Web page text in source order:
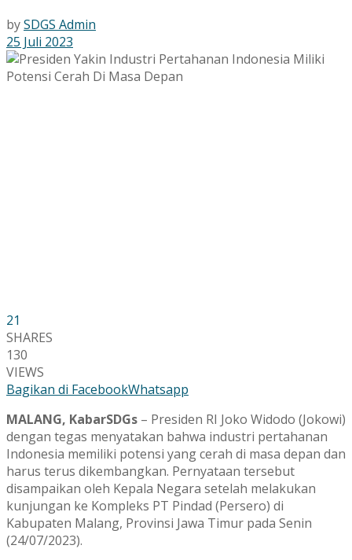
bySDGS Admin
25 Juli 2023
21
SHARES
130
VIEWS
Bagikan di FacebookWhatsapp
MALANG, KabarSDGs – Presiden RI Joko Widodo (Jokowi)
dengan tegas menyatakan bahwa industri pertahanan
Indonesia memiliki potensi yang cerah di masa depan dan
harus terus dikembangkan. Pernyataan tersebut
disampaikan oleh Kepala Negara setelah melakukan
kunjungan ke Kompleks PT Pindad (Persero) di
Kabupaten Malang, Provinsi Jawa Timur pada Senin
(24/07/2023).